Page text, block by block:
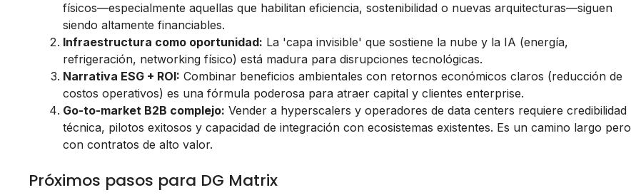
físicos—especialmente aquellas que habilitan eficiencia, sostenibilidad o nuevas arquitecturas—siguen
siendo altamente financiables.
Infraestructura como oportunidad: La 'capa invisible' que sostiene la nube y la IA (energía,
refrigeración, networking físico) está madura para disrupciones tecnológicas.
Narrativa ESG + ROI: Combinar beneficios ambientales con retornos económicos claros (reducción de
costos operativos) es una fórmula poderosa para atraer capital y clientes enterprise.
Go-to-market B2B complejo: Vender a hyperscalers y operadores de data centers requiere credibilidad
técnica, pilotos exitosos y capacidad de integración con ecosistemas existentes. Es un camino largo pero
con contratos de alto valor.
Próximos pasos para DG Matrix